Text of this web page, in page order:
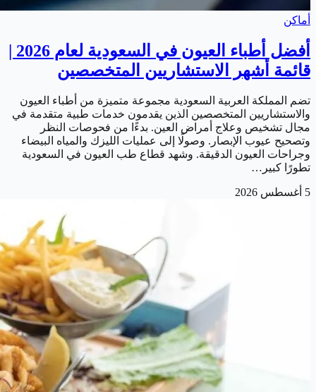
أماكن
أفضل أطباء العيون في السعودية لعام 2026 |
قائمة أشهر الاستشاريين المتخصصين
تضم المملكة العربية السعودية مجموعة متميزة من أطباء العيون
والاستشاريين المتخصصين الذين يقدمون خدمات طبية متقدمة في
مجال تشخيص وعلاج أمراض العين. بدءًا من فحوصات النظر
وتصحيح عيوب الإبصار. وصولًا إلى عمليات الليزك والمياه البيضاء
وجراحات العيون الدقيقة. وشهد قطاع طب العيون في السعودية
تطورًا كبير…
5 أغسطس 2026